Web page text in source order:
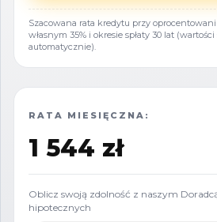
kąpieliskiem i terenami
doskonałe miejsce dla osób
ciszę i aktywny tryb życia.
Dlaczego warto?
To idealna propozycja dla
natury, a jednocześnie chcą
Szacowana rata kredytu przy
własnym 35% i okresie spłaty 30 lat
automatycznie).
RATA MIESIĘCZNA:
1 544 zł
Oblicz swoją zdolność z naszym
hipotecznych